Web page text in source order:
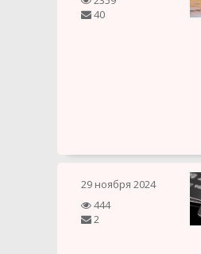
40
29 ноября 2024
444
2